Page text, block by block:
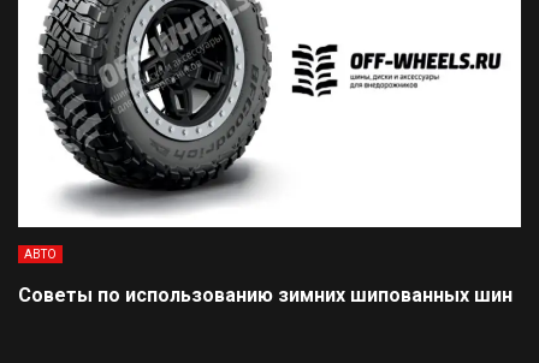
АВТО
Советы по использованию зимних шипованных шин